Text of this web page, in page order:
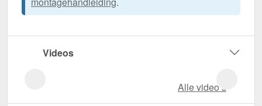
Videos
Alle video‘s